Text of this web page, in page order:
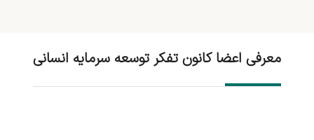
معرفی اعضا کانون تفکر توسعه سرمایه انسانی